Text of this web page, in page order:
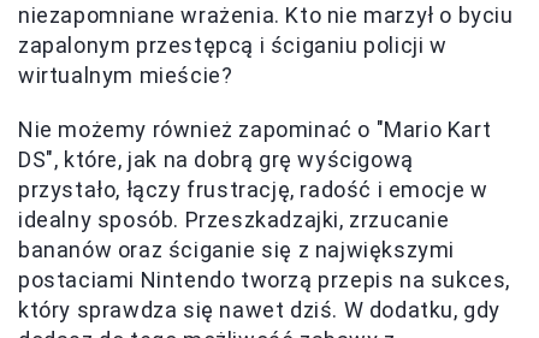
niezapomniane wrażenia. Kto nie marzył o byciu
zapalonym przestępcą i ściganiu policji w
wirtualnym mieście?
Nie możemy również zapominać o "Mario Kart
DS", które, jak na dobrą grę wyścigową
przystało, łączy frustrację, radość i emocje w
idealny sposób. Przeszkadzajki, zrzucanie
bananów oraz ściganie się z największymi
postaciami Nintendo tworzą przepis na sukces,
który sprawdza się nawet dziś. W dodatku, gdy